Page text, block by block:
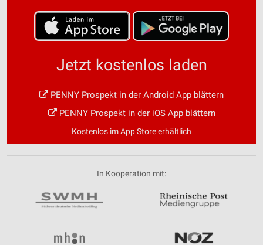
Jetzt kostenlos laden
PENNY Prospekt in der Android App blättern
PENNY Prospekt in der iOS App blättern
Kostenlos im App Store erhältlich
In Kooperation mit: